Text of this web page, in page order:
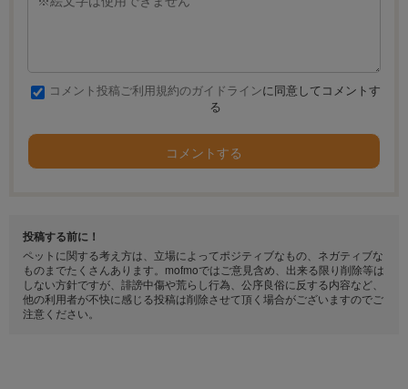
コメント投稿ご利用規約のガイドラインに同意してコメントす
る
コメントする
投稿する前に！
ペットに関する考え方は、立場によってポジティブなもの、ネガティブな
ものまでたくさんあります。mofmoではご意見含め、出来る限り削除等は
しない方針ですが、誹謗中傷や荒らし行為、公序良俗に反する内容など、
他の利用者が不快に感じる投稿は削除させて頂く場合がございますのでご
注意ください。